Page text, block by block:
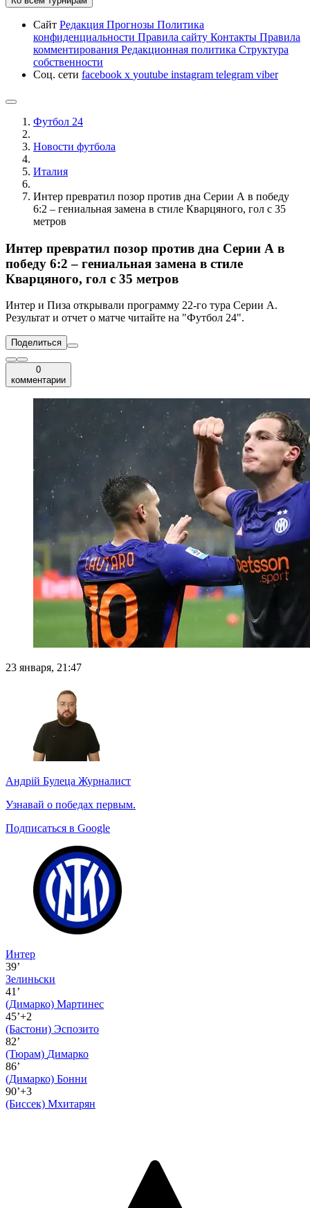
Сайт Редакция Прогнозы Политика
конфиденциальности Правила сайту Контакты Правила
комментирования Редакционная политика Структура
собственности
Соц. сети facebook x youtube instagram telegram viber
Футбол 24
Новости футбола
Италия
Интер превратил позор против дна Серии А в победу
6:2 – гениальная замена в стиле Кварцяного, гол с 35
метров
Интер превратил позор против дна Серии А в
победу 6:2 – гениальная замена в стиле
Кварцяного, гол с 35 метров
Интер и Пиза открывали программу 22-го тура Серии А.
Результат и отчет о матче читайте на "Футбол 24".
Поделиться
0
комментарии
23 января, 21:47
Андрій Булеца Журналист
Узнавай о победах первым.
Подписаться в Google
Интер
39’
Зелиньски
41’
(Димарко) Мартинес
45’+2
(Бастони) Эспозито
82’
(Тюрам) Димарко
86’
(Димарко) Бонни
90’+3
(Биссек) Мхитарян